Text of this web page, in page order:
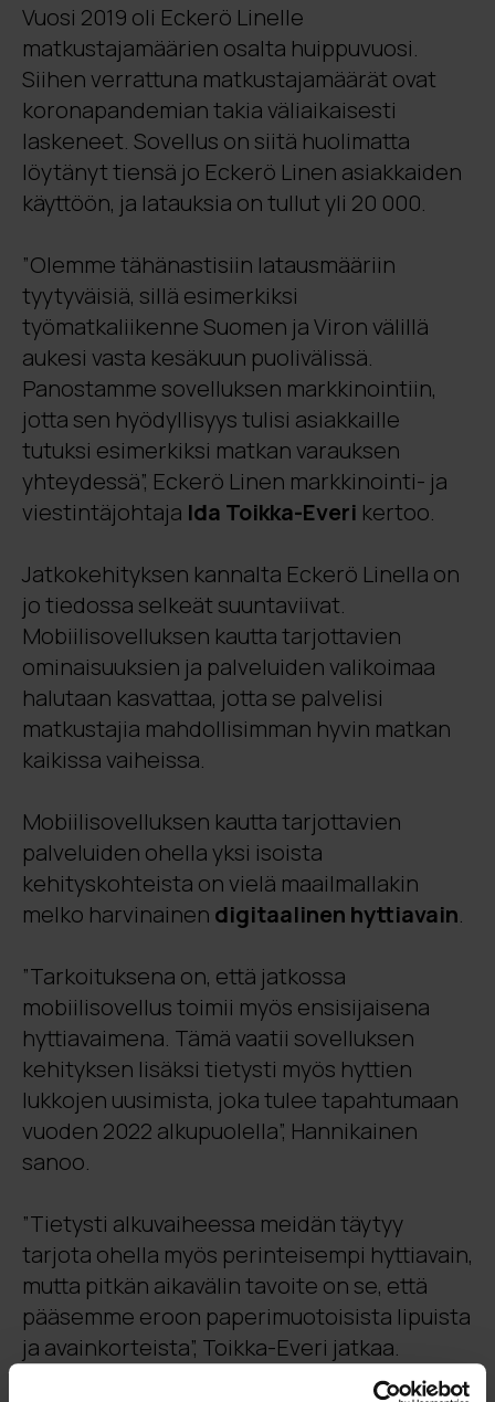
Vuosi 2019 oli Eckerö Linelle
matkustajamäärien osalta huippuvuosi.
Siihen verrattuna matkustajamäärät ovat
koronapandemian takia väliaikaisesti
laskeneet. Sovellus on siitä huolimatta
löytänyt tiensä jo Eckerö Linen asiakkaiden
käyttöön, ja latauksia on tullut yli 20 000.
”Olemme tähänastisiin latausmääriin
tyytyväisiä, sillä esimerkiksi
työmatkaliikenne Suomen ja Viron välillä
aukesi vasta kesäkuun puolivälissä.
Panostamme sovelluksen markkinointiin,
jotta sen hyödyllisyys tulisi asiakkaille
tutuksi esimerkiksi matkan varauksen
yhteydessä”, Eckerö Linen markkinointi- ja
viestintäjohtaja Ida Toikka-Everi kertoo.
Jatkokehityksen kannalta Eckerö Linella on
jo tiedossa selkeät suuntaviivat.
Mobiilisovelluksen kautta tarjottavien
ominaisuuksien ja palveluiden valikoimaa
halutaan kasvattaa, jotta se palvelisi
matkustajia mahdollisimman hyvin matkan
kaikissa vaiheissa.
Mobiilisovelluksen kautta tarjottavien
palveluiden ohella yksi isoista
kehityskohteista on vielä maailmallakin
melko harvinainen digitaalinen hyttiavain.
”Tarkoituksena on, että jatkossa
mobiilisovellus toimii myös ensisijaisena
hyttiavaimena. Tämä vaatii sovelluksen
kehityksen lisäksi tietysti myös hyttien
lukkojen uusimista, joka tulee tapahtumaan
vuoden 2022 alkupuolella”, Hannikainen
sanoo.
”Tietysti alkuvaiheessa meidän täytyy
tarjota ohella myös perinteisempi hyttiavain,
mutta pitkän aikavälin tavoite on se, että
pääsemme eroon paperimuotoisista lipuista
ja avainkorteista”, Toikka-Everi jatkaa.